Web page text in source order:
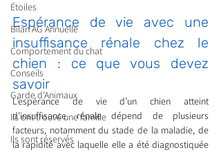
Étoiles
Bilan AG Annuelle
Comportement du chat
Conseils
Garde d’Animaux
Ils ont trouvé une famille
Ils sont réservés
Espérance de vie avec une
insuffisance rénale chez le
chien : ce que vous devez
savoir
L’espérance de vie d’un chien atteint
d’insuffisance rénale dépend de plusieurs
facteurs, notamment du stade de la maladie, de
la rapidité avec laquelle elle a été diagnostiquée